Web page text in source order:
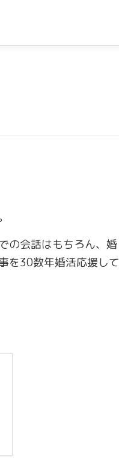
の会話はもちろん、婚
を30数年婚活応援して